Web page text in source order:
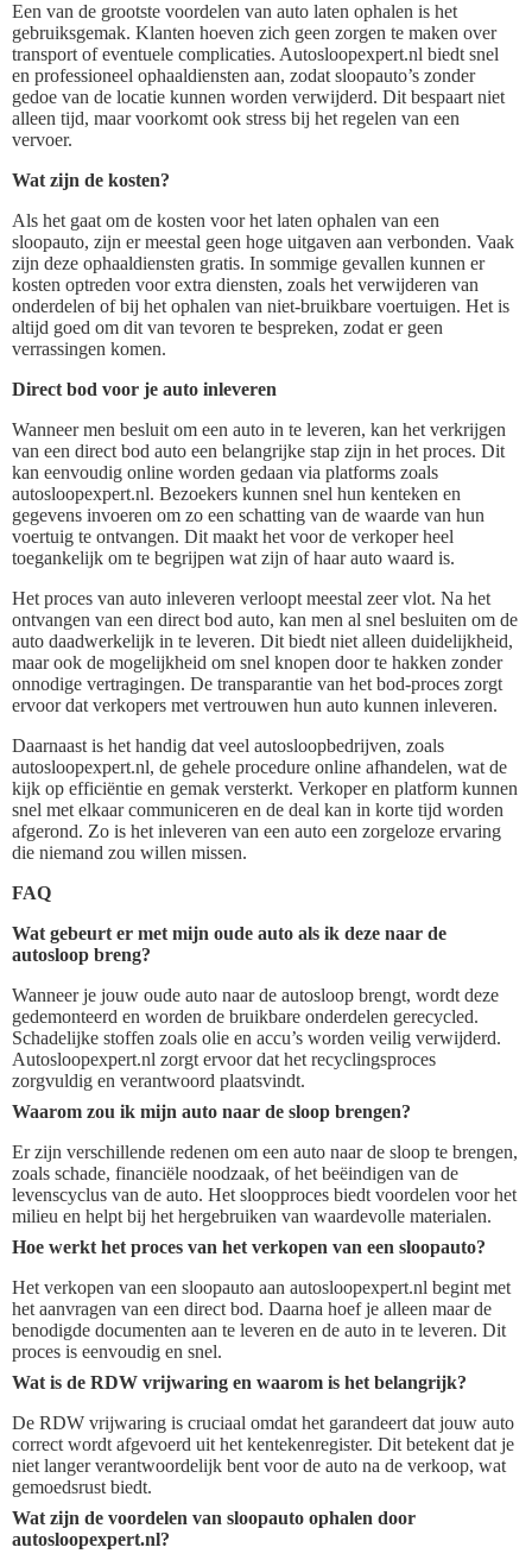
Een van de grootste voordelen van auto laten ophalen is het
gebruiksgemak. Klanten hoeven zich geen zorgen te maken over
transport of eventuele complicaties. Autosloopexpert.nl biedt snel
en professioneel ophaaldiensten aan, zodat sloopauto’s zonder
gedoe van de locatie kunnen worden verwijderd. Dit bespaart niet
alleen tijd, maar voorkomt ook stress bij het regelen van een
vervoer.
Wat zijn de kosten?
Als het gaat om de kosten voor het laten ophalen van een
sloopauto, zijn er meestal geen hoge uitgaven aan verbonden. Vaak
zijn deze ophaaldiensten gratis. In sommige gevallen kunnen er
kosten optreden voor extra diensten, zoals het verwijderen van
onderdelen of bij het ophalen van niet-bruikbare voertuigen. Het is
altijd goed om dit van tevoren te bespreken, zodat er geen
verrassingen komen.
Direct bod voor je auto inleveren
Wanneer men besluit om een auto in te leveren, kan het verkrijgen
van een direct bod auto een belangrijke stap zijn in het proces. Dit
kan eenvoudig online worden gedaan via platforms zoals
autosloopexpert.nl. Bezoekers kunnen snel hun kenteken en
gegevens invoeren om zo een schatting van de waarde van hun
voertuig te ontvangen. Dit maakt het voor de verkoper heel
toegankelijk om te begrijpen wat zijn of haar auto waard is.
Het proces van auto inleveren verloopt meestal zeer vlot. Na het
ontvangen van een direct bod auto, kan men al snel besluiten om de
auto daadwerkelijk in te leveren. Dit biedt niet alleen duidelijkheid,
maar ook de mogelijkheid om snel knopen door te hakken zonder
onnodige vertragingen. De transparantie van het bod-proces zorgt
ervoor dat verkopers met vertrouwen hun auto kunnen inleveren.
Daarnaast is het handig dat veel autosloopbedrijven, zoals
autosloopexpert.nl, de gehele procedure online afhandelen, wat de
kijk op efficiëntie en gemak versterkt. Verkoper en platform kunnen
snel met elkaar communiceren en de deal kan in korte tijd worden
afgerond. Zo is het inleveren van een auto een zorgeloze ervaring
die niemand zou willen missen.
FAQ
Wat gebeurt er met mijn oude auto als ik deze naar de
autosloop breng?
Wanneer je jouw oude auto naar de autosloop brengt, wordt deze
gedemonteerd en worden de bruikbare onderdelen gerecycled.
Schadelijke stoffen zoals olie en accu’s worden veilig verwijderd.
Autosloopexpert.nl zorgt ervoor dat het recyclingsproces
zorgvuldig en verantwoord plaatsvindt.
Waarom zou ik mijn auto naar de sloop brengen?
Er zijn verschillende redenen om een auto naar de sloop te brengen,
zoals schade, financiële noodzaak, of het beëindigen van de
levenscyclus van de auto. Het sloopproces biedt voordelen voor het
milieu en helpt bij het hergebruiken van waardevolle materialen.
Hoe werkt het proces van het verkopen van een sloopauto?
Het verkopen van een sloopauto aan autosloopexpert.nl begint met
het aanvragen van een direct bod. Daarna hoef je alleen maar de
benodigde documenten aan te leveren en de auto in te leveren. Dit
proces is eenvoudig en snel.
Wat is de RDW vrijwaring en waarom is het belangrijk?
De RDW vrijwaring is cruciaal omdat het garandeert dat jouw auto
correct wordt afgevoerd uit het kentekenregister. Dit betekent dat je
niet langer verantwoordelijk bent voor de auto na de verkoop, wat
gemoedsrust biedt.
Wat zijn de voordelen van sloopauto ophalen door
autosloopexpert.nl?